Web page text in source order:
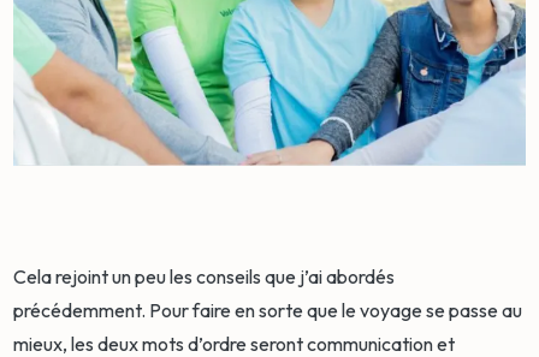
Cela rejoint un peu les conseils que j’ai abordés
précédemment. Pour faire en sorte que le voyage se passe au
mieux, les deux mots d’ordre seront communication et